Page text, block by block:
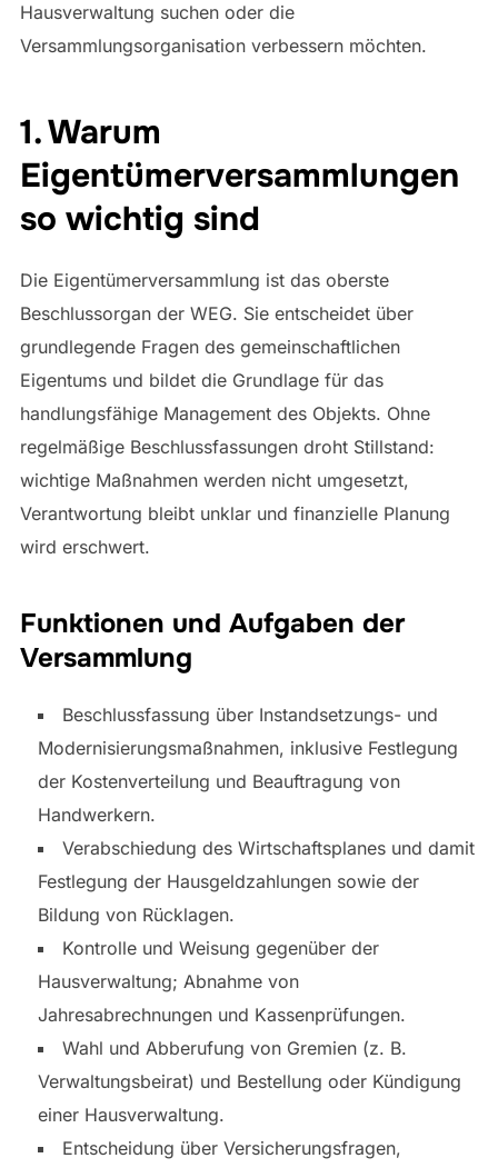
Hausverwaltung suchen oder die
Versammlungsorganisation verbessern möchten.
1. Warum
Eigentümerversammlungen
so wichtig sind
Die Eigentümerversammlung ist das oberste
Beschlussorgan der WEG. Sie entscheidet über
grundlegende Fragen des gemeinschaftlichen
Eigentums und bildet die Grundlage für das
handlungsfähige Management des Objekts. Ohne
regelmäßige Beschlussfassungen droht Stillstand:
wichtige Maßnahmen werden nicht umgesetzt,
Verantwortung bleibt unklar und finanzielle Planung
wird erschwert.
Funktionen und Aufgaben der
Versammlung
Beschlussfassung über Instandsetzungs- und
Modernisierungsmaßnahmen, inklusive Festlegung
der Kostenverteilung und Beauftragung von
Handwerkern.
Verabschiedung des Wirtschaftsplanes und damit
Festlegung der Hausgeldzahlungen sowie der
Bildung von Rücklagen.
Kontrolle und Weisung gegenüber der
Hausverwaltung; Abnahme von
Jahresabrechnungen und Kassenprüfungen.
Wahl und Abberufung von Gremien (z. B.
Verwaltungsbeirat) und Bestellung oder Kündigung
einer Hausverwaltung.
Entscheidung über Versicherungsfragen,